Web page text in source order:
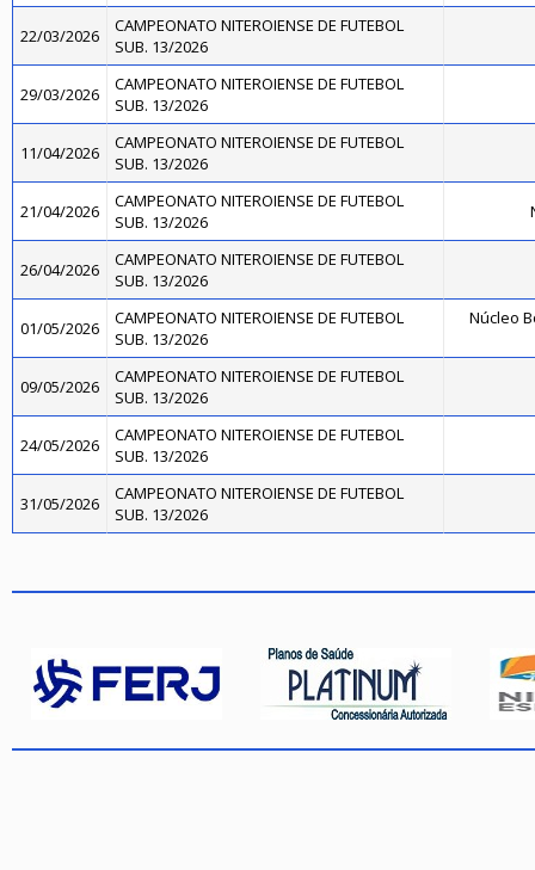
22/03/2026
CAMPEONATO NITEROIENSE DE FUTEBOL
SUB. 13/2026
29/03/2026
CAMPEONATO NITEROIENSE DE FUTEBOL
SUB. 13/2026
11/04/2026
CAMPEONATO NITEROIENSE DE FUTEBOL
SUB. 13/2026
21/04/2026
CAMPEONATO NITEROIENSE DE FUTEBOL
SUB. 13/2026
26/04/2026
CAMPEONATO NITEROIENSE DE FUTEBOL
SUB. 13/2026
01/05/2026
CAMPEONATO NITEROIENSE DE FUTEBOL
SUB. 13/2026
Núcleo
09/05/2026
CAMPEONATO NITEROIENSE DE FUTEBOL
SUB. 13/2026
24/05/2026
CAMPEONATO NITEROIENSE DE FUTEBOL
SUB. 13/2026
31/05/2026
CAMPEONATO NITEROIENSE DE FUTEBOL
SUB. 13/2026